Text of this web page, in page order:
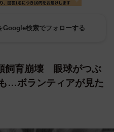
Google検索でフォローする
飼育崩壊 眼球がつぶ
…ボランティアが見た